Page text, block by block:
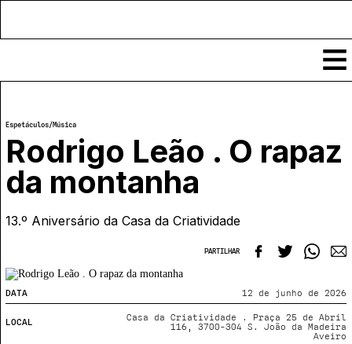
Notícias
Classificados
Ver todos
Agenda
Espetáculos
Por Localidade
Mapa
Crítica
Cursos Curtos
Formadores
Recursos
Links úteis
Sobre
Espetáculos/Música
Rodrigo Leão . O rapaz
da montanha
13.º Aniversário da Casa da Criatividade
PARTILHAR
DATA 12 de junho de 2026
LOCAL
Casa da Criatividade . Praça 25 de Abril
116, 3700-304 S. João da Madeira
Aveiro